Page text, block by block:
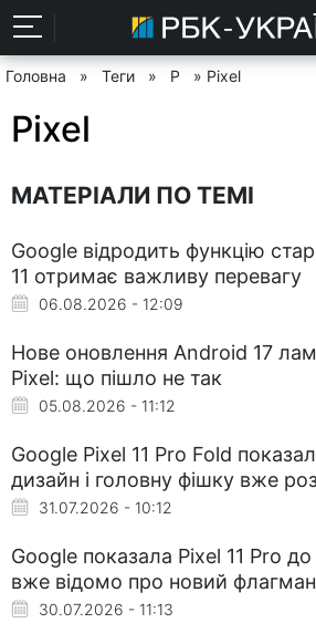
Головна » Теги » P » Pixel
Pixel
МАТЕРІАЛИ ПО ТЕМІ
Google відродить функцію
11 отримає важливу перевагу
06.08.2026 - 12:09
Нове оновлення Android 17
Pixel: що пішло не так
05.08.2026 - 11:12
Google Pixel 11 Pro Fold
дизайн і головну фішку вже
31.07.2026 - 10:12
Google показала Pixel 11 Pro до
вже відомо про новий флагман
30.07.2026 - 11:13